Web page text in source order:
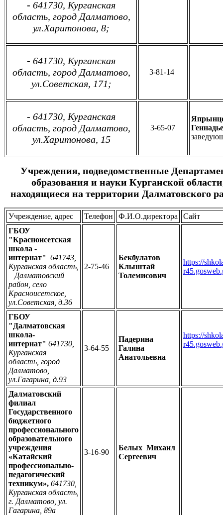
-641730, Курганская
область, город Далматово,
ул.Харитонова, 8;
-641730, Курганская
область, город Далматово,
ул.Советская, 171;
3-81-14
-641730, Курганская
область, город Далматово,
ул.Харитонова, 15
3-65-07
Учреждения, подведомственные
образования и науки Курганской
находящиеся на территории Далматовского
Учреждение, адрес Телефон Ф.И.О.директора
Сайт
ГБОУ
"Красноисетская
школа -
интернат" 641743,
Курганская область,
Далматовский
район, село
Красноисетское,
ул.Советская, д.36
2-75-46
Бекбулатов
Клыштай
Толемисович
https://
ГБОУ
"Далматовская
школа-
интернат" 641730,
Курганская
область, город
Далматово,
ул.Гагарина, д.93
3-64-55
Падерина
Галина
Анатольевна
https://
Далматовский
филиал
Государственного
бюджетного
профессионального
образовательного
учреждения
«Катайский
профессионально-
педагогический
техникум», 641730,
Курганская область,
г. Далматово, ул.
Гагарина, 89а
3-16-90
Белых Михаил
Сергеевич